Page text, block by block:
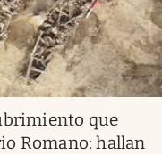
que
Romano: hallan